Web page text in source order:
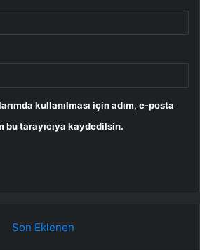
kullanılması için adım, e-posta
bu tarayıcıya kaydedilsin.
Son Eklenen